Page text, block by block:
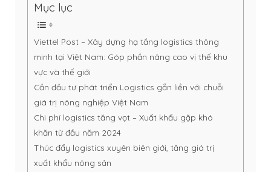
Mục lục
Viettel Post – Xây dựng hạ tầng logistics thông
minh tại Việt Nam: Góp phần nâng cao vị thế khu
vực và thế giới
Cần đầu tư phát triển Logistics gắn liền với chuỗi
giá trị nông nghiệp Việt Nam
Chi phí logistics tăng vọt – Xuất khẩu gặp khó
khăn từ đầu năm 2024
Thúc đẩy logistics xuyên biên giới, tăng giá trị
xuất khẩu nông sản